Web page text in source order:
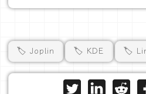
🏷️ Joplin 🏷️ KDE 🏷️